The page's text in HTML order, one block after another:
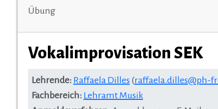
Übung
Vokalimprovisation SEK
Lehrende: Raffaela Dilles (raffaela.dilles@ph-
Fachbereich: Lehramt Musik